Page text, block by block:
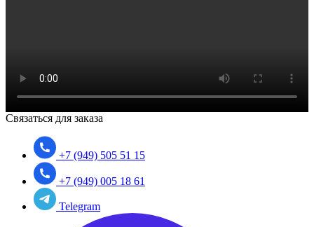
Связаться для заказа
+7 (949) 505 51 15
+7 (949) 005 18 61
Telegram